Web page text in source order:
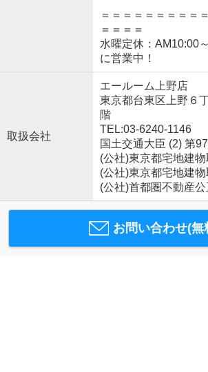
＝＝＝＝＝＝＝＝＝
＝＝＝＝
水曜定休：AM10:00
に営業中！
取扱会社
エールーム上野店
東京都台東区上野６
階
TEL:03-6240-1146
国土交通大臣 (2) 第
(公社)東京都宅地建
(公社)東京都宅地建
(公社)首都圏不動産
お問い合わせ(無